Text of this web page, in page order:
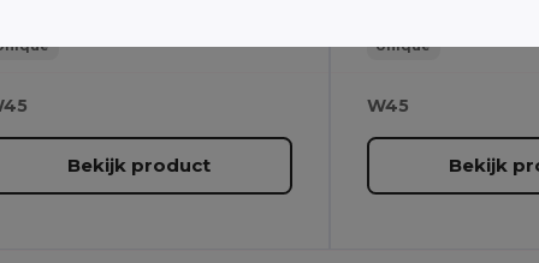
Bekijk product
Unique
W45
Bekijk